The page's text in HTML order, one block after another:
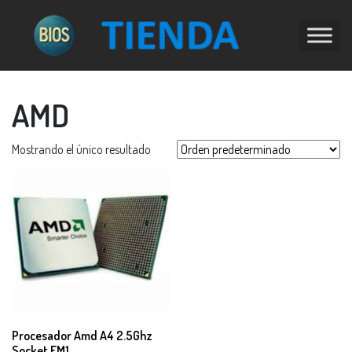
AMD
Mostrando el único resultado
Procesador Amd A4 2.5Ghz